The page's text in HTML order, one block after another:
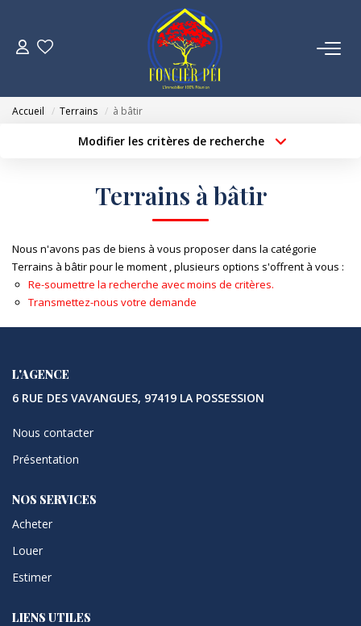
VENTES
NOUS REJOINDRE
CONTACT
Accueil Terrains à bâtir
Modifier les critères de recherche
Budget max
Plus de critères Créer une alerte
Terrains à bâtir
Nous n'avons pas de biens à vous proposer dans la catégorie
Terrains à bâtir pour le moment , plusieurs options s'offrent à vous :
Re-soumettre la recherche avec moins de critères.
Transmettez-nous votre demande
L'AGENCE
6 RUE DES VAVANGUES, 97419 LA POSSESSION
Nous contacter
Présentation
NOS SERVICES
Acheter
Louer
Estimer
LIENS UTILES